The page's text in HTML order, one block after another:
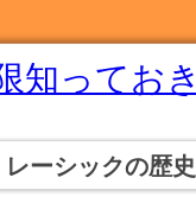
知ってお
レーシックの歴